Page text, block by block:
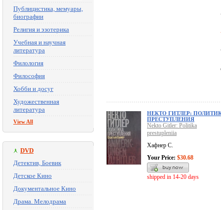
Публицистика, мемуары,
биографии
Религия и эзотерика
Учебная и научная
литература
Филология
Философия
Хобби и досуг
Художественная
литература
View All
DVD
Детектив, Боевик
Детское Кино
Документальное Кино
Драма. Мелодрама
НЕКТО ГИТЛЕР:
ПРЕСТУПЛЕНИЯ
Nekto Gitler: Politika
prestupleniia
Хафнер С.
Your Price: $30.68
shipped in 14-20 days